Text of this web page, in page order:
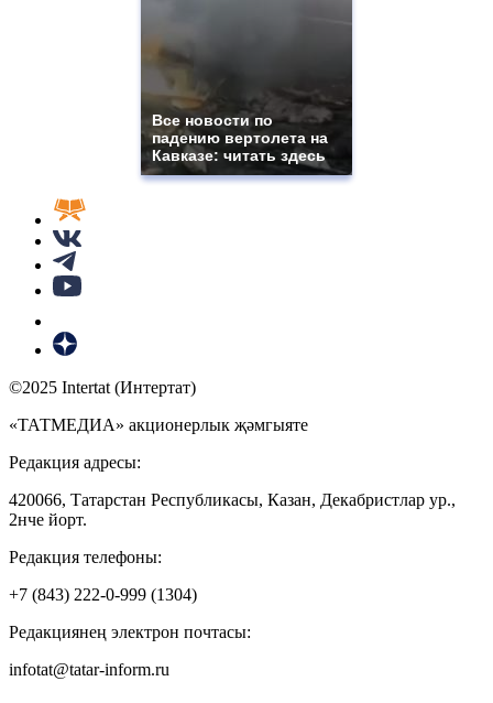
Все новости по
падению вертолета на
Кавказе: читать здесь
©2025 Intertat (Интертат)
«ТАТМЕДИА» акционерлык җәмгыяте
Редакция адресы:
420066, Татарстан Республикасы, Казан, Декабристлар ур.,
2нче йорт.
Редакция телефоны:
+7 (843) 222-0-999 (1304)
Редакциянең электрон почтасы:
infotat@tatar-inform.ru